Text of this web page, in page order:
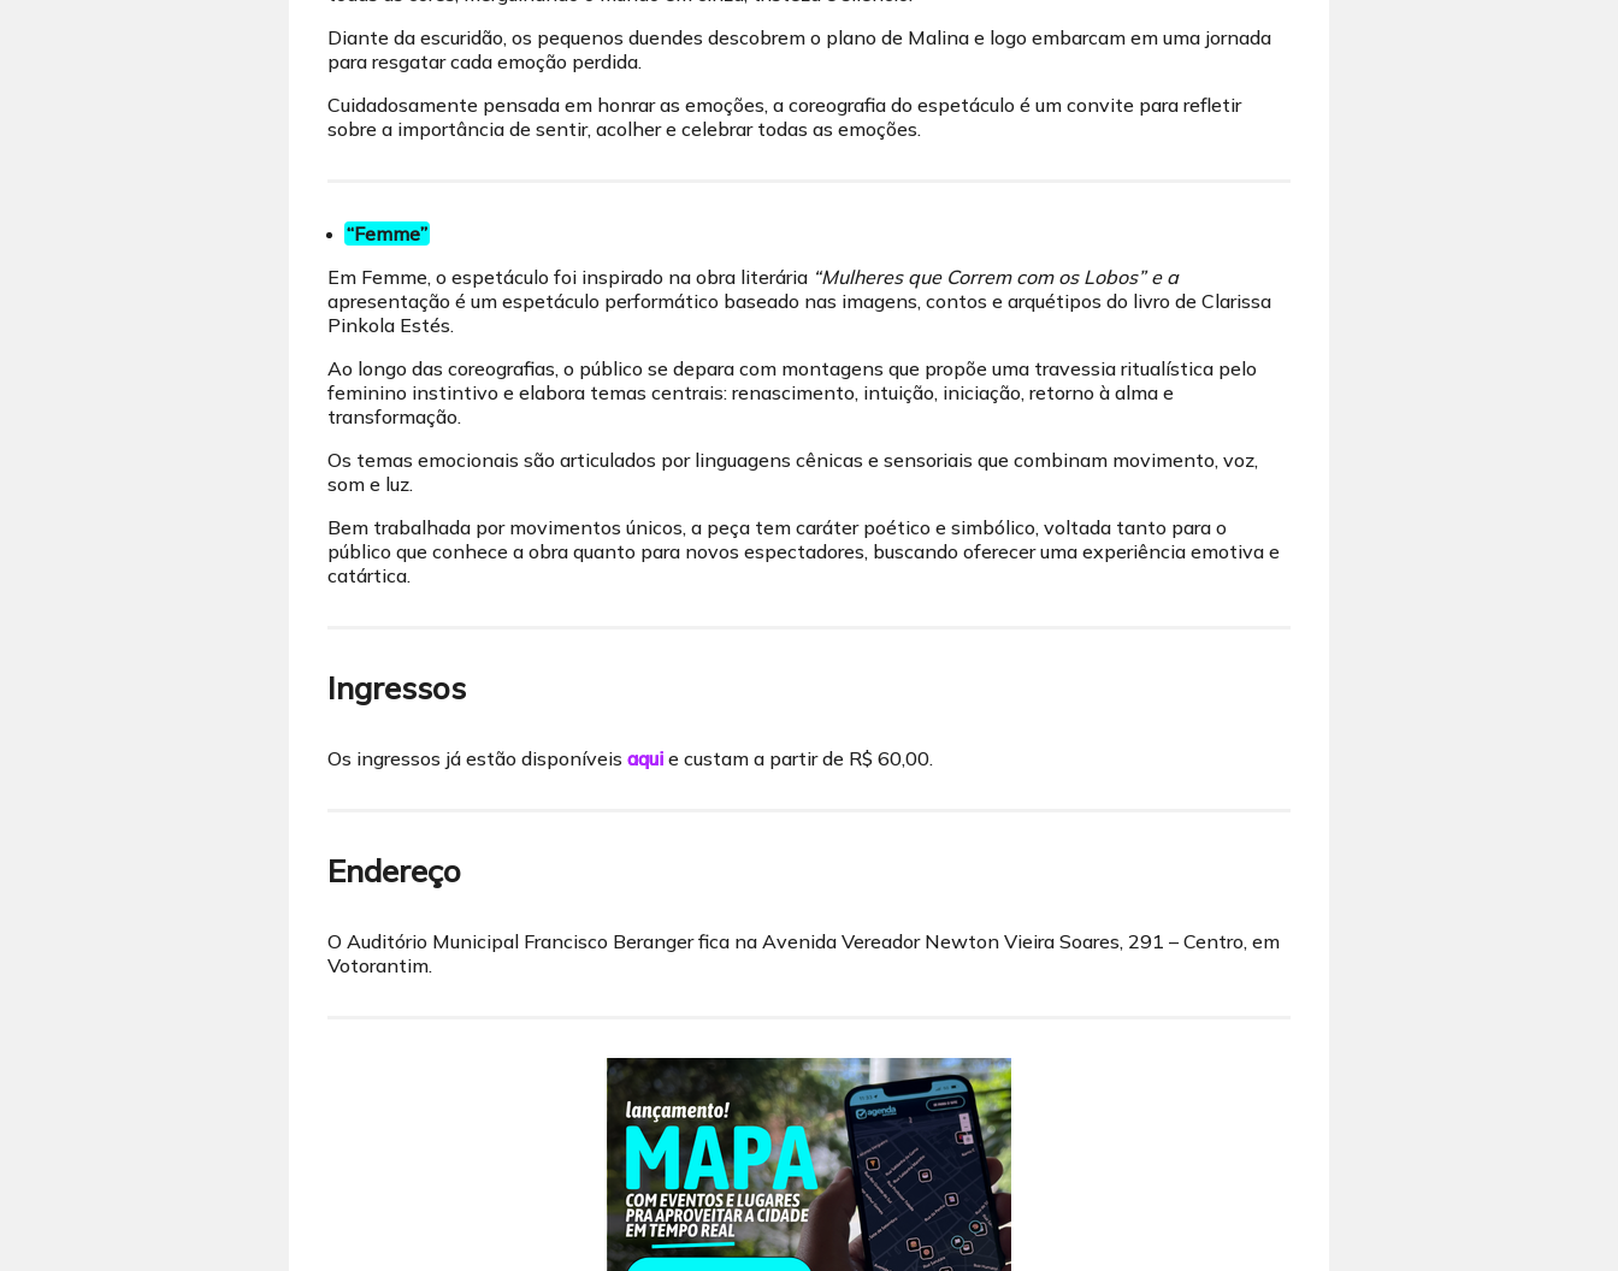
Diante da escuridão, os pequenos duendes descobrem o plano de Malina e logo embarcam em uma jornada
para resgatar cada emoção perdida.
Cuidadosamente pensada em honrar as emoções, a coreografia do espetáculo é um convite para refletir
sobre a importância de sentir, acolher e celebrar todas as emoções.
“Femme”
Em Femme, o espetáculo foi inspirado na obra literária “Mulheres que Correm com os Lobos” e a
apresentação é um espetáculo performático baseado nas imagens, contos e arquétipos do livro de Clarissa
Pinkola Estés.
Ao longo das coreografias, o público se depara com montagens que propõe uma travessia ritualística pelo
feminino instintivo e elabora temas centrais: renascimento, intuição, iniciação, retorno à alma e
transformação.
Os temas emocionais são articulados por linguagens cênicas e sensoriais que combinam movimento, voz,
som e luz.
Bem trabalhada por movimentos únicos, a peça tem caráter poético e simbólico, voltada tanto para o
público que conhece a obra quanto para novos espectadores, buscando oferecer uma experiência emotiva e
catártica.
Ingressos
Os ingressos já estão disponíveis aqui e custam a partir de R$ 60,00.
Endereço
O Auditório Municipal Francisco Beranger fica na Avenida Vereador Newton Vieira Soares, 291 – Centro, em
Votorantim.